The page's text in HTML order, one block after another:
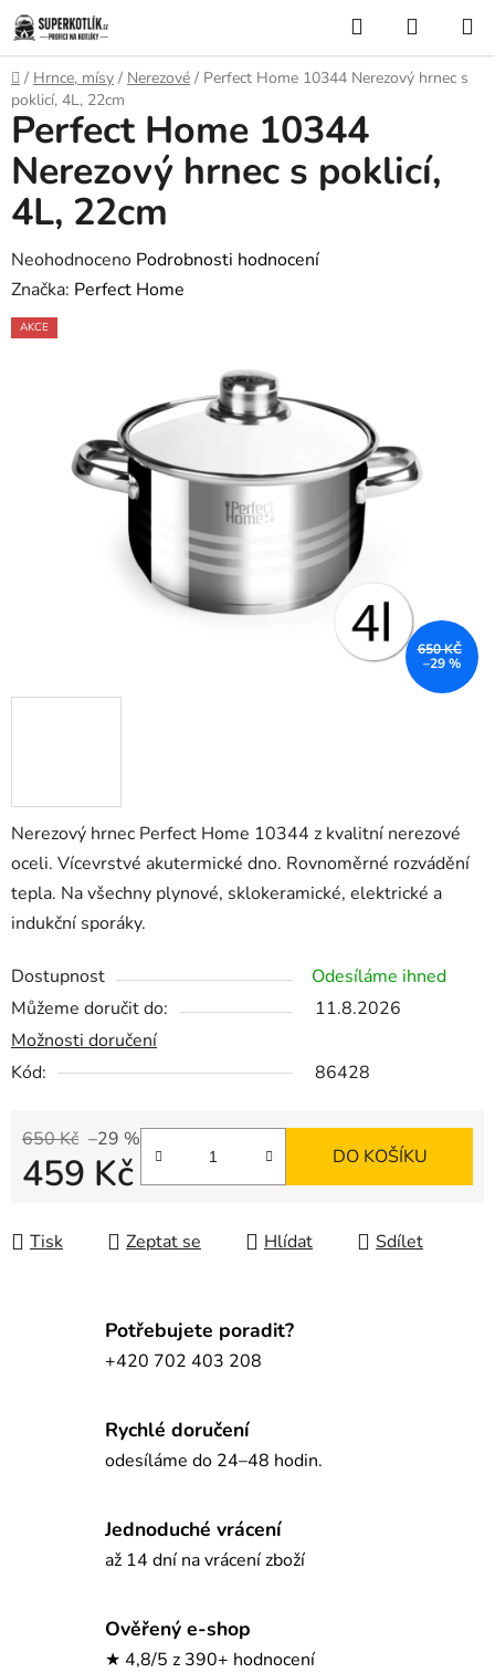
Přejít
na
obsah
Hledat
KOŠÍK
Domů
/ Hrnce, mísy / Nerezové / Perfect Home 10344 Nerezový hrnec s
poklicí, 4L, 22cm
Nerezový hrnec Perfect Home 10344 z kvalitní nerezové
oceli. Vícevrstvé akutermické dno. Rovnoměrné rozvádění
tepla. Na všechny plynové, sklokeramické, elektrické a
indukční sporáky.
Dostupnost
Odesíláme ihned
Můžeme doručit do:
11.8.2026
Možnosti doručení
Kód:
86428
650 Kč –29 %
459 Kč DO KOŠÍKU
Tisk Zeptat se Hlídat Sdílet
Perfect Home 10344
Nerezový hrnec s poklicí,
4L, 22cm
Průměrné
hodnocení
produktu
hvězdiček.
Neohodnoceno Podrobnosti hodnocení
Značka: Perfect Home
AKCE
650 KČ
–29 %
Potřebujete poradit?
+420 702 403 208
Rychlé doručení
odesíláme do 24–48 hodin.
Jednoduché vrácení
až 14 dní na vrácení zboží
Ověřený e-shop
★ 4,8/5 z 390+ hodnocení